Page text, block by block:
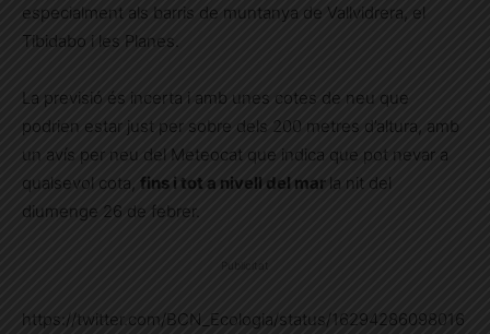
especialment als barris de muntanya de Vallvidrera, el
Tibidabo i les Planes.
La previsió és incerta i amb unes cotes de neu que
podrien estar just per sobre dels 200 metres d’altura, amb
un avís per neu del Meteocat que indica que pot nevar a
qualsevol cota, fins i tot a nivell del mar la nit del
diumenge 26 de febrer.
Publicitat
https://twitter.com/BCN_Ecologia/status/16294286098016